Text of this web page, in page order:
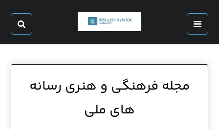
مجله فرهنگی و هنری رسانه
های ملی